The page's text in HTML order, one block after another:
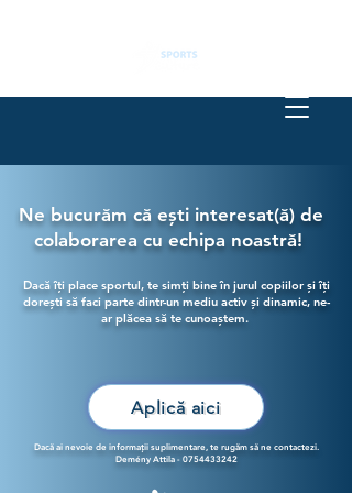
Ne bucurăm că ești interesat(ă) de
colaborarea cu echipa noastră!
Dacă îți place sportul, te simți bine în jurul copiilor și îți
dorești să faci parte dintr-un mediu activ și dinamic, ne-
ar plăcea să te cunoaștem.
Aplică aici
Dacă ai nevoie de informații suplimentare, te rugăm să ne contactezi.
Demény Attila - 0754433242